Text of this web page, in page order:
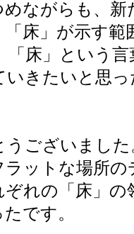
めながらも、
床」が示す
「床」という
いきたいと思っ
うございました
ラットな場所
ぞれの「床」
です。